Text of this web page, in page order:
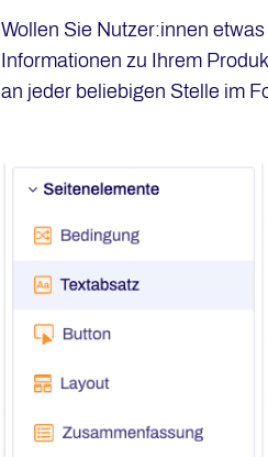
Wollen Sie Nutzer:innen
Informationen zu Ihrem
an jeder beliebigen Stelle im